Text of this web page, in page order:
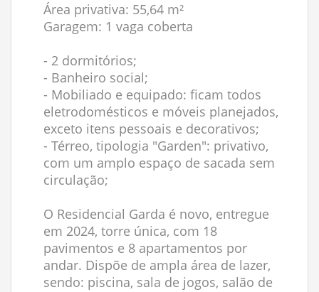
Área privativa: 55,64 m²
Garagem: 1 vaga coberta
- 2 dormitórios;
- Banheiro social;
- Mobiliado e equipado: ficam todos
eletrodomésticos e móveis planejados,
exceto itens pessoais e decorativos;
- Térreo, tipologia "Garden": privativo,
com um amplo espaço de sacada sem
circulação;
O Residencial Garda é novo, entregue
em 2024, torre única, com 18
pavimentos e 8 apartamentos por
andar. Dispõe de ampla área de lazer,
sendo: piscina, sala de jogos, salão de